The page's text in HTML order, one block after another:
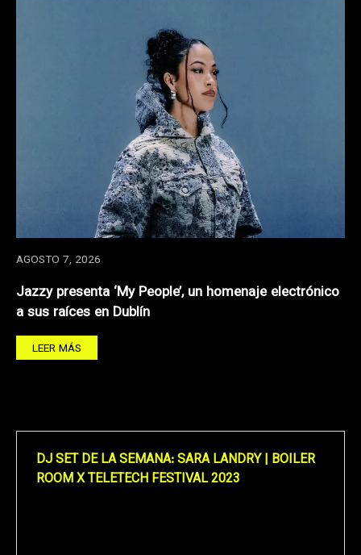
AGOSTO 7, 2026
Jazzy presenta ‘My People’, un homenaje electrónico
a sus raíces en Dublín
LEER MÁS
DJ SET DE LA SEMANA: SARA LANDRY | BOILER
ROOM X TELETECH FESTIVAL 2023